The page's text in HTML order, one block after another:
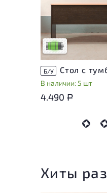
незначительные
эксплуатации, не
Низкая степень
Б/У
В наличии: 5 шт
4.490 Р
Хиты